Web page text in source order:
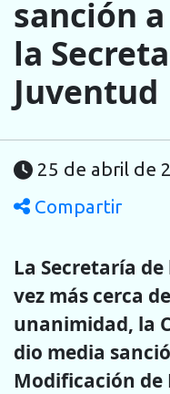
sanción
la
Juventud
25 de abril de
Compartir
La Secretaría
vez más cerca
unanimidad, la
dio media
Modificación de